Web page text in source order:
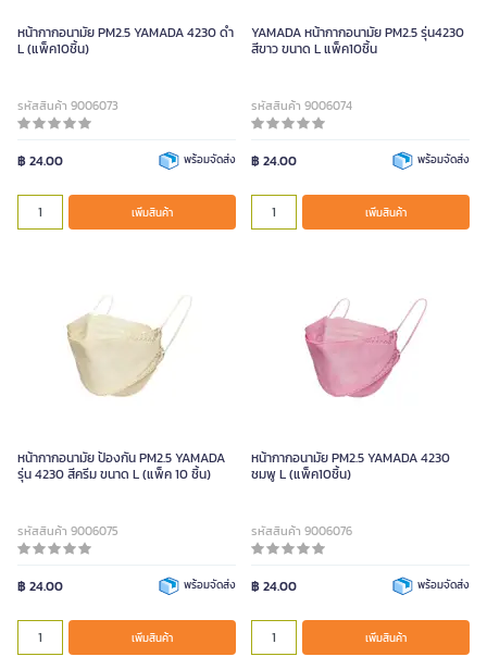
หน้ากากอนามัย PM2.5 YAMADA 4230 ดำ
L (แพ็ค10ชิ้น)
รหัสสินค้า 9006073
฿ 24.00 พร้อมจัดส่ง
เพิ่มสินค้า
YAMADA หน้ากากอนามัย PM2.5 รุ่น4230
สีขาว ขนาด L แพ็ค10ชิ้น
รหัสสินค้า 9006074
฿ 24.00 พร้อมจัดส่ง
เพิ่มสินค้า
หน้ากากอนามัย ป้องกัน PM2.5 YAMADA
รุ่น 4230 สีครีม ขนาด L (แพ็ค 10 ชิ้น)
รหัสสินค้า 9006075
฿ 24.00 พร้อมจัดส่ง
เพิ่มสินค้า
หน้ากากอนามัย PM2.5 YAMADA 4230
ชมพู L (แพ็ค10ชิ้น)
รหัสสินค้า 9006076
฿ 24.00 พร้อมจัดส่ง
เพิ่มสินค้า